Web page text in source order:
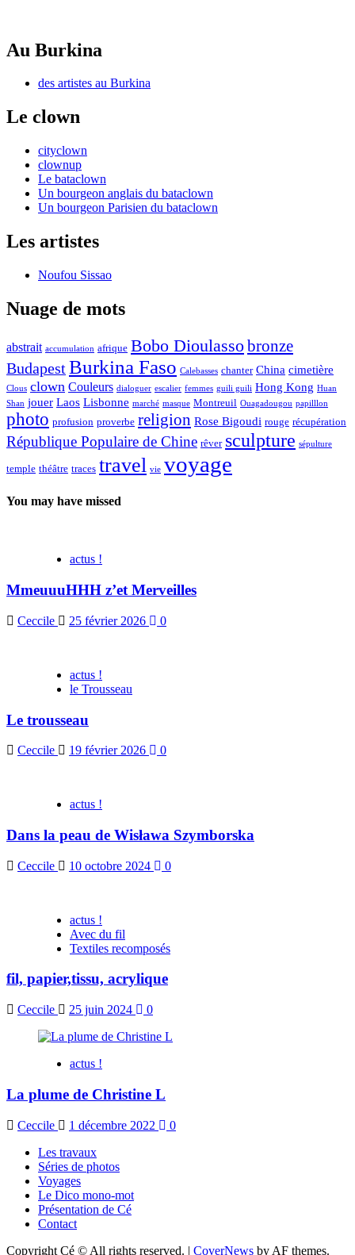
Au Burkina
des artistes au Burkina
Le clown
cityclown
clownup
Le bataclown
Un bourgeon anglais du bataclown
Un bourgeon Parisien du bataclown
Les artistes
Noufou Sissao
Nuage de mots
abstrait accumulation afrique Bobo Dioulassobronze
BudapestBurkina Faso Calebasses chanter China cimetière
Clous clown Couleurs dialoguer escalier femmes guili guili Hong Kong Huan
Shan jouer Laos Lisbonne marché masque Montreuil Ouagadougou papilllon
photo profusion proverbe religion Rose Bigoudi rouge récupération
République Populaire de Chine rêver sculpture sépulture
temple théâtre traces travel vie voyage
You may have missed
actus !
MmeuuuHHH z’et Merveilles
Ceccile 25 février 2026 0
actus !
le Trousseau
Le trousseau
Ceccile 19 février 2026 0
actus !
Dans la peau de Wisława Szymborska
Ceccile 10 octobre 2024 0
actus !
Avec du fil
Textiles recomposés
fil, papier,tissu, acrylique
Ceccile 25 juin 2024 0
actus !
La plume de Christine L
Ceccile 1 décembre 2022
0
Les travaux
Séries de photos
Voyages
Le Dico mono-mot
Présentation de Cé
Contact
Copyright Cé © All rights reserved. | CoverNews by AF themes.